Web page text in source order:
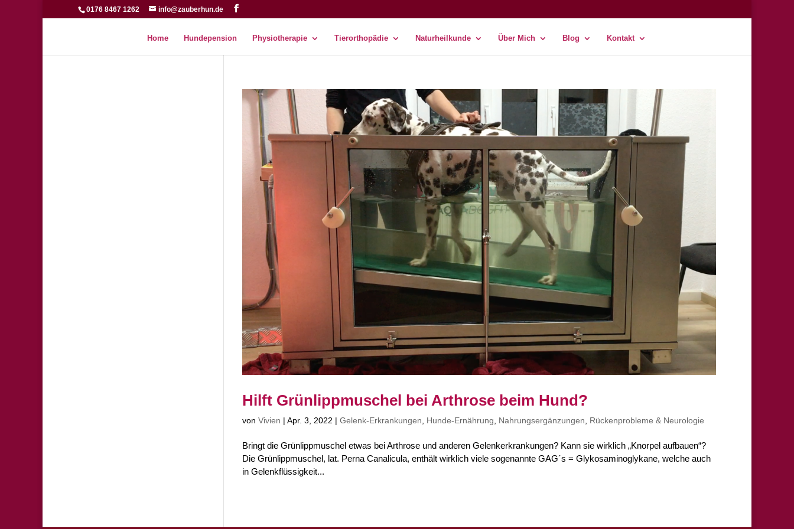
0176 8467 1262 info@zauberhun.de
Home Hundepension Physiotherapie Tierorthopädie Naturheilkunde Über Mich Blog Kontakt
Hilft Grünlippmuschel bei Arthrose beim Hund?
vonVivien |Apr. 3, 2022 |Gelenk-Erkrankungen Hunde-Ernährung Nahrungsergänzungen Rückenprobleme & Neurologie
Bringt die Grünlippmuschel etwas bei Arthrose und anderen Gelenkerkrankungen? Kann sie wirklich „Knorpel aufbauen“?
Die Grünlippmuschel, lat. Perna Canalicula, enthält wirklich viele sogenannte GAG´s = Glykosaminoglykane, welche auch
in Gelenkflüssigkeit...